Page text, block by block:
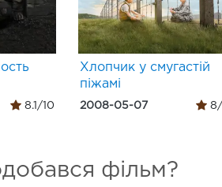
8.1/10
Хлопчик у смугастій
піжамі
2008-05-07 8/
фільм?